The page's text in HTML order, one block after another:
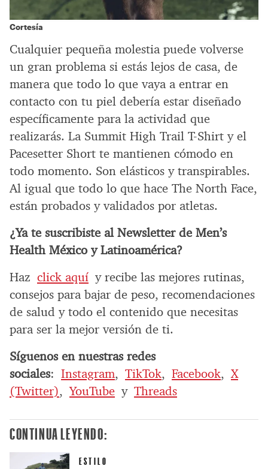
Cortesía
Cualquier pequeña molestia puede volverse
un gran problema si estás lejos de casa, de
manera que todo lo que vaya a entrar en
contacto con tu piel debería estar diseñado
específicamente para la actividad que
realizarás. La Summit High Trail T-Shirt y el
Pacesetter Short te mantienen cómodo en
todo momento. Son elásticos y transpirables.
Al igual que todo lo que hace The North Face,
están probados y validados por atletas.
¿Ya te suscribiste al Newsletter de Men’s
Health México y Latinoamérica?
Haz click aquí y recibe las mejores rutinas,
consejos para bajar de peso, recomendaciones
de salud y todo el contenido que necesitas
para ser la mejor versión de ti.
Síguenos en nuestras redes
sociales: Instagram, TikTok, Facebook,X
(Twitter),YouTube y Threads
CONTINUA LEYENDO:
ESTILO